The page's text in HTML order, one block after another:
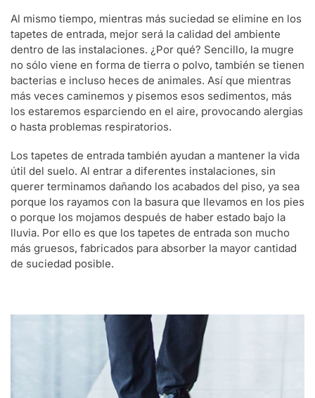
Al mismo tiempo, mientras más suciedad se elimine en los
tapetes de entrada, mejor será la calidad del ambiente
dentro de las instalaciones. ¿Por qué? Sencillo, la mugre
no sólo viene en forma de tierra o polvo, también se tienen
bacterias e incluso heces de animales. Así que mientras
más veces caminemos y pisemos esos sedimentos, más
los estaremos esparciendo en el aire, provocando alergias
o hasta problemas respiratorios.
Los tapetes de entrada también ayudan a mantener la vida
útil del suelo. Al entrar a diferentes instalaciones, sin
querer terminamos dañando los acabados del piso, ya sea
porque los rayamos con la basura que llevamos en los pies
o porque los mojamos después de haber estado bajo la
lluvia. Por ello es que los tapetes de entrada son mucho
más gruesos, fabricados para absorber la mayor cantidad
de suciedad posible.